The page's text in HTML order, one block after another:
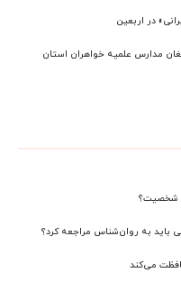
در اربعین
مدارس علمیه خواهران استان
شخصیت؟
باید به روان‌شناس مراجعه کرد؟
می‌کند